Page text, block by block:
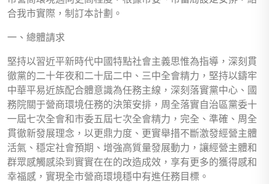
合我市實際，制訂本計劃。
一、總體請求
堅持以習近平新時代中國特點社會主義思惟為指導，深刻貫
徹黨的二十年夜和二十屆二中、三中全會精力，堅持以鑄牢
中華平易近族配合體意識為任務主線，深刻落實黨中心、國
務院關于營商環境任務的決策安排，周全落實自治區黨委十
一屆七次全會和市委五屆七次全會精力，完全、準確、周全
貫徹新發展理念，以更鼎力度、更實舉措不斷激發經營主體
活氣、穩定社會預期、增強高質量發展動力，讓經營主體和
群眾感觸感染到實實在在的改造成效，享有更多的獲得感和
幸福感，實現全市營商環境穩中有進任務目標。